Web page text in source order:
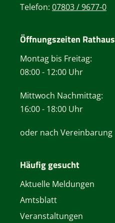
Telefon: 07803 / 9677-0
Öffnungszeiten Rathaus
Montag bis Freitag:
08:00 - 12:00 Uhr
Mittwoch Nachmittag:
16:00 - 18:00 Uhr
oder nach Vereinbarung
Häufig gesucht
Aktuelle Meldungen
Amtsblatt
Veranstaltungen